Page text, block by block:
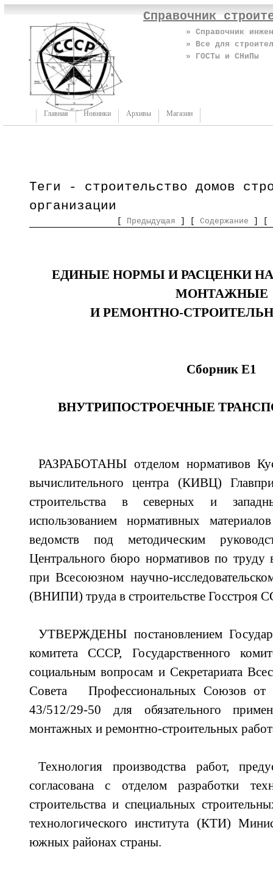
Справочник
» Справочник
» Все для
» ГОСТы и СНиПы
Главная Новинки Архивы Магазин
Теги - строительство домов
организации
Предыдущая Содержание
ЕДИНЫЕ НОРМЫ И РАСЦЕНКИ
МОНТАЖНЫЕ
И РЕМОНТНО-
Сборник Е1
ВНУТРИПОСТРОЕЧНЫЕ
РАЗРАБОТАНЫ отделом нормативов
вычислительного центра (КИВЦ)
строительства в северных и
использованием нормативных
ведомств под методическим
Центрального бюро нормативов по труду
при Всесоюзном научно-
(ВНИПИ) труда в строительстве Госстроя
УТВЕРЖДЕНЫ постановлением
комитета СССР, Государственного
социальным вопросам и Секретариата
Совета Профессиональных Союзов от
43/512/29-50 для обязательного
монтажных и ремонтно-строительных
Технология производства работ,
согласована с отделом разработки
строительства и специальных
технологического института (КТИ)
южных районах страны.